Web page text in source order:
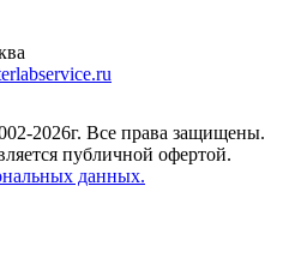
2026г. Все права защищены.
публичной офертой.
данных.